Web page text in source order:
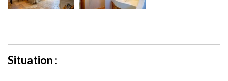
Situation :